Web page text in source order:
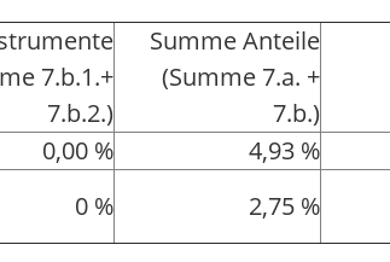
7.b.1.+
7.b.2.)
Summe Anteile
(Summe 7.a. +
7.b.)
0,00 % 4,93 %
0 % 2,75 %